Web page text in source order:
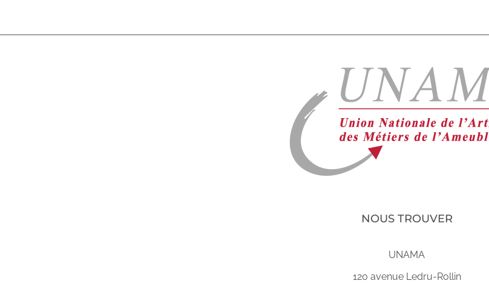
NOUS TROUVER
UNAMA
120 avenue Ledru-Rollin